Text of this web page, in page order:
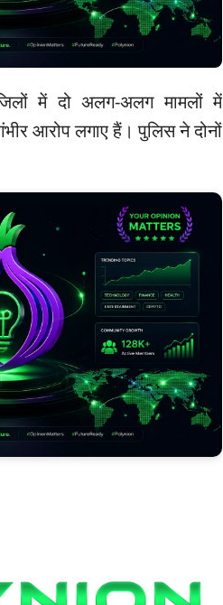
में दो अलग-अलग मामलों में
आरोप लगाए हैं। पुलिस ने दोनों